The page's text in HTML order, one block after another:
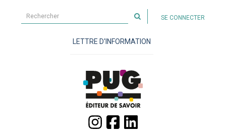
sur
site
SE CONNECTER
LETTRE D'INFORMATION